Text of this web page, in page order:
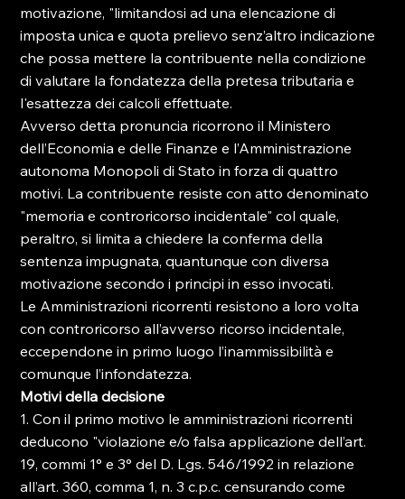
motivazione, "limitandosi ad una elencazione di
imposta unica e quota prelievo senz’altro indicazione
che possa mettere la contribuente nella condizione
di valutare la fondatezza della pretesa tributaria e
l'esattezza dei calcoli effettuate.
Avverso detta pronuncia ricorrono il Ministero
dell’Economia e delle Finanze e l’Amministrazione
autonoma Monopoli di Stato in forza di quattro
motivi. La contribuente resiste con atto denominato
"memoria e controricorso incidentale" col quale,
peraltro, si limita a chiedere la conferma della
sentenza impugnata, quantunque con diversa
motivazione secondo i principi in esso invocati.
Le Amministrazioni ricorrenti resistono a loro volta
con controricorso all’avverso ricorso incidentale,
eccependone in primo luogo l’inammissibilità e
comunque l’infondatezza.
Motivi della decisione
1. Con il primo motivo le amministrazioni ricorrenti
deducono "violazione e/o falsa applicazione dell’art.
19, commi 1° e 3° del D. Lgs. 546/1992 in relazione
all’art. 360, comma 1, n. 3 c.p.c. censurando come